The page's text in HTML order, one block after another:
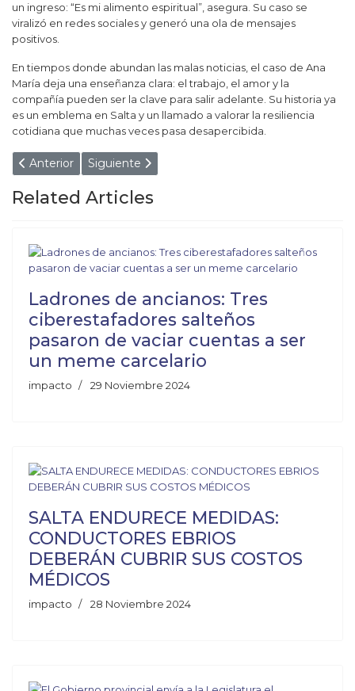
un ingreso: “Es mi alimento espiritual”, asegura. Su caso se
viralizó en redes sociales y generó una ola de mensajes
positivos.
En tiempos donde abundan las malas noticias, el caso de Ana
María deja una enseñanza clara: el trabajo, el amor y la
compañía pueden ser la clave para salir adelante. Su historia ya
es un emblema en Salta y un llamado a valorar la resiliencia
cotidiana que muchas veces pasa desapercibida.
Artículo anterior: EL PADRE DEL AÑO: MOSTRO LO QUE
Anterior Artículo siguiente: EN SALTA LOS
Siguiente
Related Articles
Ladrones de ancianos: Tres
ciberestafadores salteños
pasaron de vaciar cuentas a ser
un meme carcelario
impacto 29 Noviembre 2024
SALTA ENDURECE MEDIDAS:
CONDUCTORES EBRIOS
DEBERÁN CUBRIR SUS COSTOS
MÉDICOS
impacto 28 Noviembre 2024